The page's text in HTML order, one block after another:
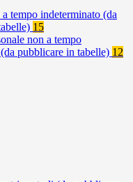
tempo indeterminato (da
15
non a tempo
pubblicare in tabelle) 12